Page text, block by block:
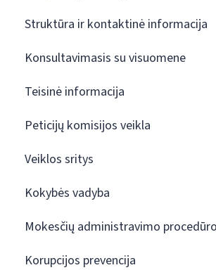
Struktūra ir kontaktinė informacija
Konsultavimasis su visuomene
Teisinė informacija
Peticijų komisijos veikla
Veiklos sritys
Kokybės vadyba
Mokesčių administravimo
Korupcijos prevencija